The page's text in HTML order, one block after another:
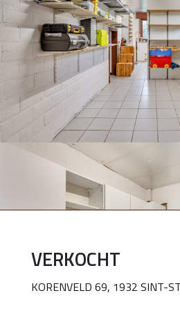
VERKOCHT
KORENVELD 69, 1932 SINT-